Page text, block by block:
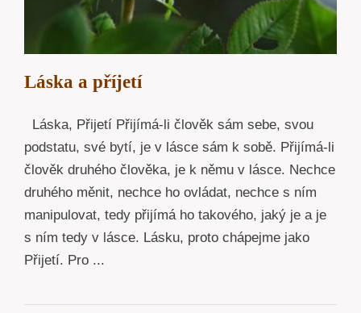
Láska a příjetí
Láska, Přijetí Přijímá-li člověk sám sebe, svou
podstatu, své bytí, je v lásce sám k sobě. Přijímá-li
člověk druhého člověka, je k němu v lásce. Nechce
druhého měnit, nechce ho ovládat, nechce s ním
manipulovat, tedy přijímá ho takového, jaký je a je
s ním tedy v lásce. Lásku, proto chápejme jako
Přijetí. Pro ...